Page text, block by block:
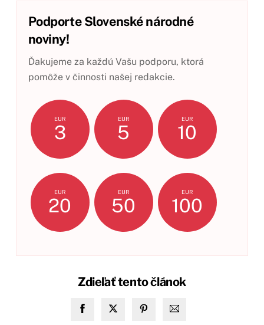
Podporte Slovenské národné
noviny!
Ďakujeme za každú Vašu podporu, ktorá
pomôže v činnosti našej redakcie.
EUR
3
EUR
5
EUR
10
EUR
20
EUR
50
EUR
100
Zdieľať tento článok